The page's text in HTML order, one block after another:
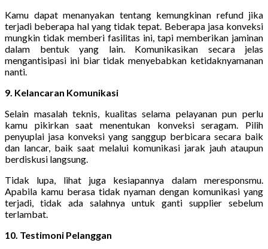
Kamu dapat menanyakan tentang kemungkinan refund jika
terjadi beberapa hal yang tidak tepat. Beberapa jasa konveksi
mungkin tidak memberi fasilitas ini, tapi memberikan jaminan
dalam bentuk yang lain. Komunikasikan secara jelas
mengantisipasi ini biar tidak menyebabkan ketidaknyamanan
nanti.
9. Kelancaran Komunikasi
Selain masalah teknis, kualitas selama pelayanan pun perlu
kamu pikirkan saat menentukan konveksi seragam. Pilih
penyuplai jasa konveksi yang sanggup berbicara secara baik
dan lancar, baik saat melalui komunikasi jarak jauh ataupun
berdiskusi langsung.
Tidak lupa, lihat juga kesiapannya dalam meresponsmu.
Apabila kamu berasa tidak nyaman dengan komunikasi yang
terjadi, tidak ada salahnya untuk ganti supplier sebelum
terlambat.
10. Testimoni Pelanggan